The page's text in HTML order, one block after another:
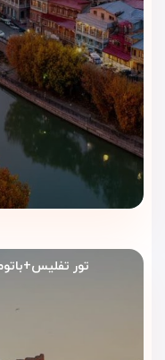
اگر سفر دونفره
انتخاب‌های خوبی
استاندارد توئین یا
راحت‌تر و فضای بیشتر،
خانواده‌ها و گروه‌های
بالکن بروند.
تور تفلیس+باتومی ویژه